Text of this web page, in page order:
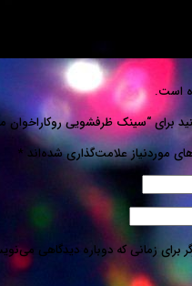
است.
برای “سینک ظرفشویی روکاراخوان
موردنیاز علامت‌گذاری شده‌اند *
برای زمانی که دوباره دیدگاهی